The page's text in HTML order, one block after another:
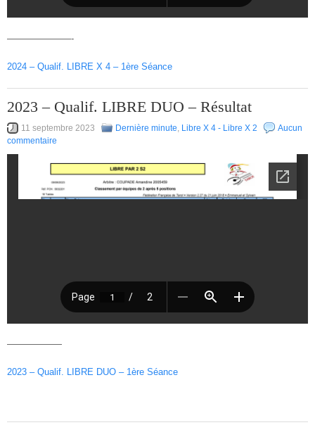
———————-
2024 – Qualif. LIBRE X 4 – 1ère Séance
2023 – Qualif. LIBRE DUO – Résultat
11 septembre 2023 Dernière minute Libre X 4 - Libre X 2
Aucun
commentaire
——————
2023 – Qualif. LIBRE DUO – 1ère Séance